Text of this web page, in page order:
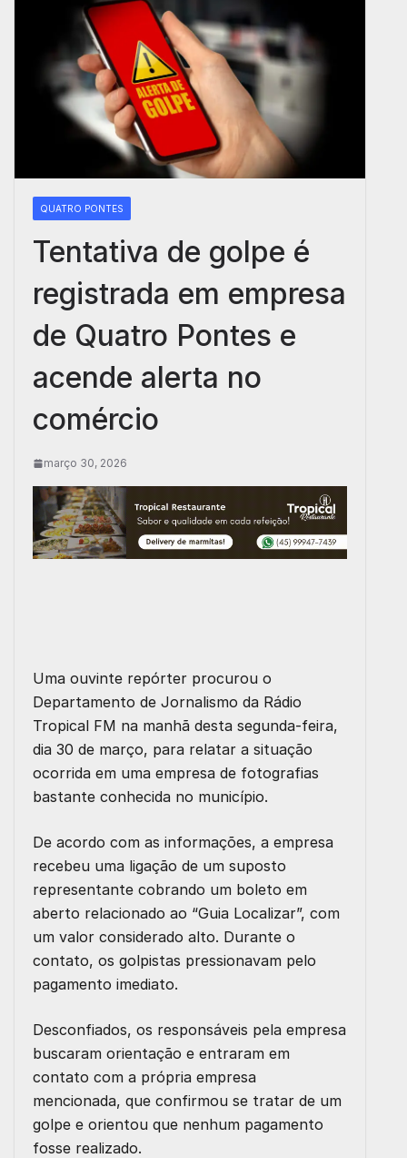
QUATRO PONTES
Tentativa de golpe é
registrada em empresa
de Quatro Pontes e
acende alerta no
comércio
março 30, 2026
Uma ouvinte repórter procurou o
Departamento de Jornalismo da Rádio
Tropical FM na manhã desta segunda-feira,
dia 30 de março, para relatar a situação
ocorrida em uma empresa de fotografias
bastante conhecida no município.
De acordo com as informações, a empresa
recebeu uma ligação de um suposto
representante cobrando um boleto em
aberto relacionado ao “Guia Localizar”, com
um valor considerado alto. Durante o
contato, os golpistas pressionavam pelo
pagamento imediato.
Desconfiados, os responsáveis pela empresa
buscaram orientação e entraram em
contato com a própria empresa
mencionada, que confirmou se tratar de um
golpe e orientou que nenhum pagamento
fosse realizado.